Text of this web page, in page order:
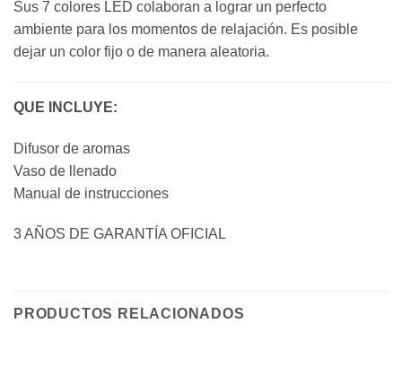
Sus 7 colores LED colaboran a lograr un perfecto
ambiente para los momentos de relajación. Es posible
dejar un color fijo o de manera aleatoria.
QUE INCLUYE:
Difusor de aromas
Vaso de llenado
Manual de instrucciones
3 AÑOS DE GARANTÍA OFICIAL
PRODUCTOS RELACIONADOS